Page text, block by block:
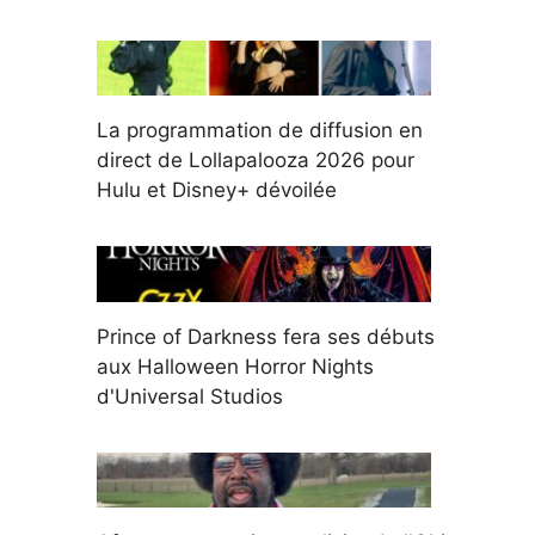
La programmation de diffusion en
direct de Lollapalooza 2026 pour
Hulu et Disney+ dévoilée
Prince of Darkness fera ses débuts
aux Halloween Horror Nights
d'Universal Studios